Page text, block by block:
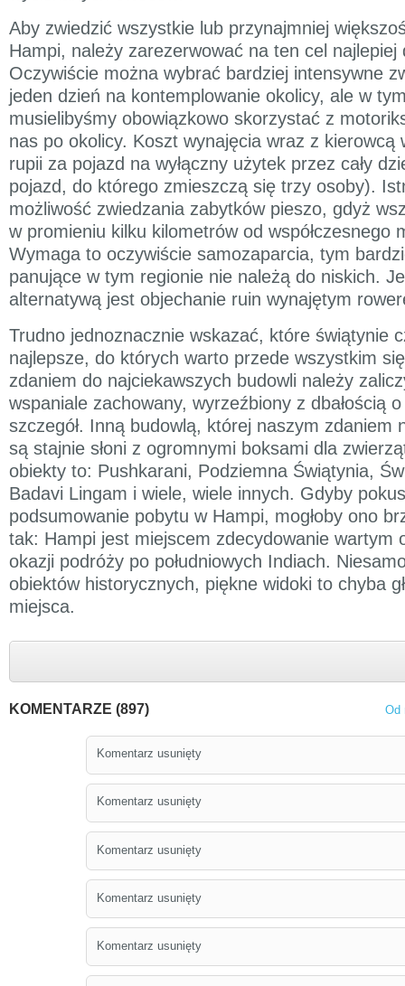
Aby zwiedzić wszystkie lub przynajmniej
Hampi, należy zarezerwować na ten cel najlepiej
Oczywiście można wybrać bardziej intensywne
jeden dzień na kontemplowanie okolicy, ale w
musielibyśmy obowiązkowo skorzystać z
nas po okolicy. Koszt wynajęcia wraz z kierowcą
rupii za pojazd na wyłączny użytek przez cały
pojazd, do którego zmieszczą się trzy osoby).
możliwość zwiedzania zabytków pieszo, gdyż
w promieniu kilku kilometrów od współczesnego
Wymaga to oczywiście samozaparcia, tym
panujące w tym regionie nie należą do niskich.
alternatywą jest objechanie ruin wynajętym
Trudno jednoznacznie wskazać, które świątynie
najlepsze, do których warto przede wszystkim
zdaniem do najciekawszych budowli należy
wspaniale zachowany, wyrzeźbiony z dbałością
szczegół. Inną budowlą, której naszym zdaniem
są stajnie słoni z ogromnymi boksami dla
obiekty to: Pushkarani, Podziemna Świątynia,
Badavi Lingam i wiele, wiele innych. Gdyby
podsumowanie pobytu w Hampi, mogłoby ono
tak: Hampi jest miejscem zdecydowanie wartym
okazji podróży po południowych Indiach.
obiektów historycznych, piękne widoki to chyba
miejsca.
KOMENTARZE (897) Od
Komentarz usunięty
Komentarz usunięty
Komentarz usunięty
Komentarz usunięty
Komentarz usunięty